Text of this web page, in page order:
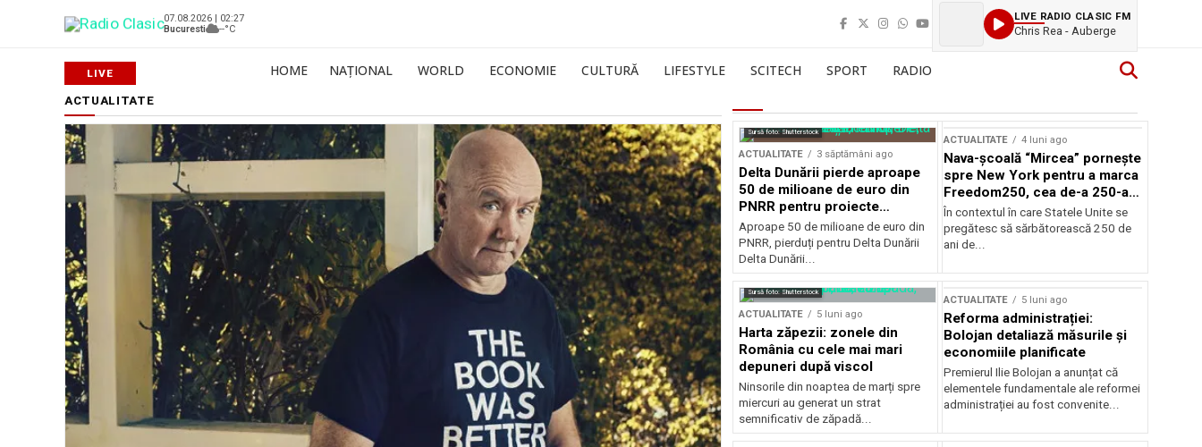
07.08.2026 | 02:27
Bucuresti
--°C
LIVE RADIO CLASIC FM
Chris Rea - Auberge
HOME NAȚIONAL WORLD ECONOMIE CULTURĂ LIFESTYLE SCITECH SPORT RADIO
ACTUALITATE
Sursă foto: Shutterstock
ACTUALITATE 3 săptămâni ago
Delta Dunării pierde aproape
50 de milioane de euro din
PNRR pentru proiecte
esențiale
Aproape 50 de milioane de euro din
PNRR, pierduți pentru Delta Dunării
Delta Dunării...
ACTUALITATE 4 luni ago
Nava-școală “Mircea” pornește
spre New York pentru a marca
Freedom250, cea de-a 250-a
aniversare a Statelor Unite
În contextul în care Statele Unite se
pregătesc să sărbătorească 250 de
ani de...
Sursă foto: Shutterstock
ACTUALITATE 5 luni ago
Harta zăpezii: zonele din
România cu cele mai mari
depuneri după viscol
Ninsorile din noaptea de marți spre
miercuri au generat un strat
semnificativ de zăpadă...
ACTUALITATE 5 luni ago
Reforma administrației:
Bolojan detaliază măsurile și
economiile planificate
Premierul Ilie Bolojan a anunțat că
elementele fundamentale ale reformei
administrației au fost convenite...